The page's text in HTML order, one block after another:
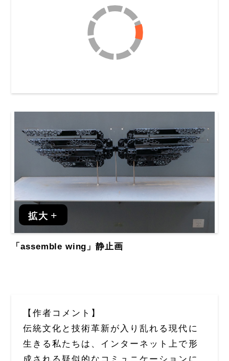
拡大
「assemble wing」静止画
【作者コメント】
伝統文化と技術革新が入り乱れる現代に
生きる私たちは、インターネット上で形